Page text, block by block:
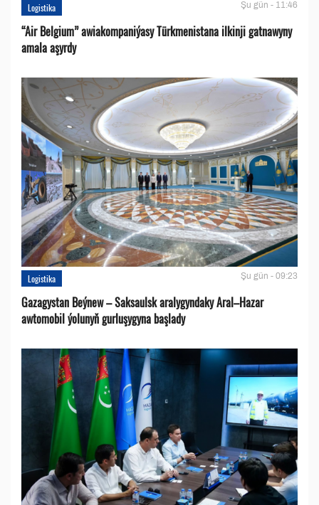
Logistika Şu gün - 11:46
“Air Belgium” awiakompaniýasy Türkmenistana ilkinji gatnawyny
amala aşyrdy
Logistika Şu gün - 09:23
Gazagystan Beýnew – Saksaulsk aralygyndaky Aral–Hazar
awtomobil ýolunyň gurluşygyna başlady